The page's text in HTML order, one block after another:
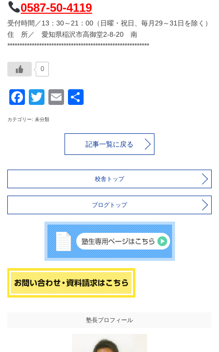
0587-50-4119
受付時間／13：30～21：00（日曜・祝日、毎月29～31日を除く）
住 所／ 愛知県稲沢市高御堂2‐8‐20 南
**********************************************************
0
Facebook
TwitterEmail
カテゴリー: 未分類
記事一覧に戻る
校舎トップ
ブログトップ
塾長プロフィール